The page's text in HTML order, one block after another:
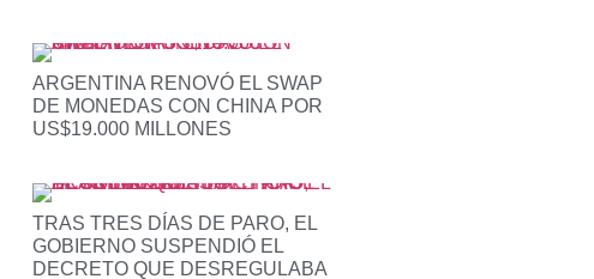
ARGENTINA RENOVÓ EL SWAP
DE MONEDAS CON CHINA POR
US$19.000 MILLONES
TRAS TRES DÍAS DE PARO, EL
GOBIERNO SUSPENDIÓ EL
DECRETO QUE DESREGULABA